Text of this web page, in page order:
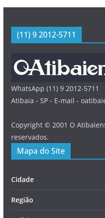
(11) 9 2012-5711
WhatsApp (11) 9 2012-5711
Atibaia - SP - E-mail -
Copyright © 2001 O
reservados.
Mapa do Site
Cidade
Região